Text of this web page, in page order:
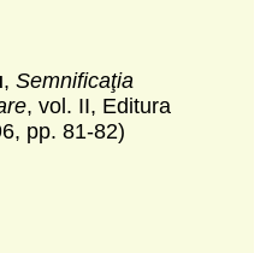
, Semnificaţia
, vol. II, Editura
pp. 81-82)